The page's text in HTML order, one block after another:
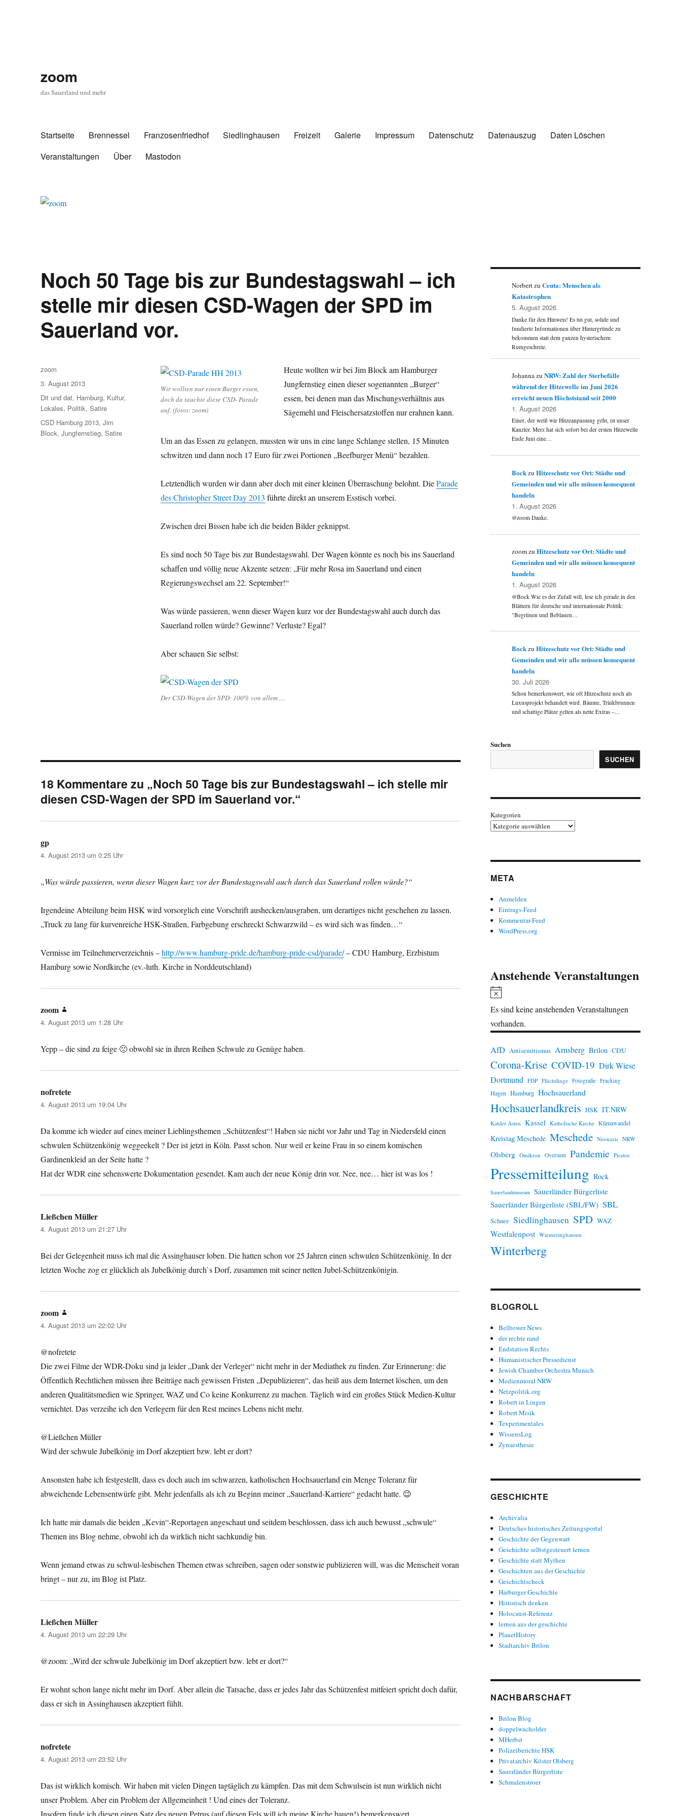
zoom
das Sauerland und mehr
Startseite Brennessel Franzosenfriedhof Siedlinghausen Freizeit Galerie Impressum Datenschutz Datenauszug
Daten Löschen
Veranstaltungen
Über Mastodon
Noch 50 Tage bis zur Bundestagswahl – ich
stelle mir diesen CSD-Wagen der SPD im
Sauerland vor.
Wir wollten nur einen Burger essen,
doch da tauchte diese CSD- Parade
auf. (fotos: zoom)
Heute wollten wir bei Jim Block am Hamburger
Jungfernstieg einen dieser sogenannten „Burger“
essen, bei denen man das Mischungsverhältnis aus
Sägemehl und Fleischersatzstoffen nur erahnen kann.
Um an das Essen zu gelangen, mussten wir uns in eine lange Schlange stellen, 15 Minuten
schwitzen und dann noch 17 Euro für zwei Portionen „Beefburger Menü“ bezahlen.
Letztendlich wurden wir dann aber doch mit einer kleinen Überraschung belohnt. DieParade
des Christopher Street Day 2013 führte direkt an unserem Esstisch vorbei.
Zwischen drei Bissen habe ich die beiden Bilder geknippst.
Es sind noch 50 Tage bis zur Bundestagswahl. Der Wagen könnte es noch bis ins Sauerland
schaffen und völlig neue Akzente setzen: „Für mehr Rosa im Sauerland und einen
Regierungswechsel am 22. September!“
Was würde passieren, wenn dieser Wagen kurz vor der Bundestagswahl auch durch das
Sauerland rollen würde? Gewinne? Verluste? Egal?
Aber schauen Sie selbst:
Der CSD-Wagen der SPD: 100% von allem …
Autor
zoom
Veröffentlicht
am
3. August 2013
Kategorien
Dit und dat, Hamburg, Kultur,
Lokales, Politik,Satire
Schlagwörter
CSD Hamburg 2013,Jim
Block,Jungfernstieg,Satire
18 Kommentare zu „Noch 50 Tage bis zur Bundestagswahl – ich stelle mir
diesen CSD-Wagen der SPD im Sauerland vor.“
gp
4. August 2013 um 0:25 Uhr
„Was würde passieren, wenn dieser Wagen kurz vor der Bundestagswahl auch durch das Sauerland rollen würde?“
Irgendeine Abteilung beim HSK wird vorsorglich eine Vorschrift aushecken/ausgraben, um derartiges nicht geschehen zu lassen.
„Truck zu lang für kurvenreiche HSK-Straßen, Farbgebung erschreckt Schwarzwild – es wird sich was finden…“
Vermisse im Teilnehmerverzeichnis –http://www.hamburg-pride.de/hamburg-pride-csd/parade/– CDU Hamburg, Erzbistum
Hamburg sowie Nordkirche (ev.-luth. Kirche in Norddeutschland)
zoom
4. August 2013 um 1:28 Uhr
Yepp – die sind zu feige 🙁 obwohl sie in ihren Reihen Schwule zu Genüge haben.
nofretete
4. August 2013 um 19:04 Uhr
Da komme ich wieder auf eines meiner Lieblingsthemen „Schützenfest“! Haben sie nicht vor Jahr und Tag in Niedersfeld einen
schwulen Schützenkönig weggeekelt ? Der ist jetzt in Köln. Passt schon. Nur weil er keine Frau in so einem komischen
Gardinenkleid an der Seite hatte ?
Hat der WDR eine sehenswerte Dokumentation gesendet. Kam auch der neue König drin vor. Nee, nee… hier ist was los !
Ließchen Müller
4. August 2013 um 21:27 Uhr
Bei der Gelegenheit muss ich mal die Assinghauser loben. Die hatten schon vor 25 Jahren einen schwulen Schützenkönig. In der
letzten Woche zog er glücklich als Jubelkönig durch`s Dorf, zusammen mit seiner netten Jubel-Schützenkönigin.
zoom
4. August 2013 um 22:02 Uhr
@nofretete
Die zwei Filme der WDR-Doku sind ja leider „Dank der Verleger“ nicht mehr in der Mediathek zu finden. Zur Erinnerung: die
Öffentlich Rechtlichen müssen ihre Beiträge nach gewissen Fristen „Depublizieren“, das heiß aus dem Internet löschen, um den
anderen Qualitätsmedien wie Springer, WAZ und Co keine Konkurrenz zu machen. Täglich wird ein großes Stück Medien-Kultur
vernichtet. Das verzeihe ich den Verlegern für den Rest meines Lebens nicht mehr.
@Ließchen Müller
Wird der schwule Jubelkönig im Dorf akzeptiert bzw. lebt er dort?
Ansonsten habe ich festgestellt, dass es doch auch im schwarzen, katholischen Hochsauerland ein Menge Toleranz für
abweichende Lebensentwürfe gibt. Mehr jedenfalls als ich zu Beginn meiner „Sauerland-Karriere“ gedacht hatte. 😉
Ich hatte mir damals die beiden „Kevin“-Reportagen angeschaut und seitdem beschlossen, dass ich auch bewusst „schwule“
Themen ins Blog nehme, obwohl ich da wirklich nicht sachkundig bin.
Wenn jemand etwas zu schwul-lesbischen Themen etwas schreiben, sagen oder sonstwie publizieren will, was die Menscheit voran
bringt – nur zu, im Blog ist Platz.
Ließchen Müller
4. August 2013 um 22:29 Uhr
@zoom: „Wird der schwule Jubelkönig im Dorf akzeptiert bzw. lebt er dort?“
Er wohnt schon lange nicht mehr im Dorf. Aber allein die Tatsache, dass er jedes Jahr das Schützenfest mitfeiert spricht doch dafür,
dass er sich in Assinghausen akzeptiert fühlt.
nofretete
4. August 2013 um 23:52 Uhr
Das ist wirklich komisch. Wir haben mit vielen Dingen tagtäglich zu kämpfen. Das mit dem Schwulsein ist nun wirklich nicht
unser Problem. Aber ein Problem der Allgemeinheit ! Und eines der Toleranz.
NorbertzuCeuta: Menschen als
Katastrophen
5. August 2026
Danke für den Hinweis! Es tut gut, solide und
fundierte Informationen über Hintergründe zu
bekommen statt dem ganzen hysterischem
Rumgeschreie.
JohannazuNRW: Zahl der Sterbefälle
während der Hitzewelle im Juni 2026
erreicht neuen Höchststand seit 2000
1. August 2026
Einer, der weiß wie Hitzeanpassung geht, ist unser
Kanzler. Merz hat sich sofort bei der ersten Hitzewelle
Ende Juni eine…
BockzuHitzeschutz vor Ort: Städte und
Gemeinden und wir alle müssen konsequent
handeln
1. August 2026
@zoom Danke.
zoomzuHitzeschutz vor Ort: Städte und
Gemeinden und wir alle müssen konsequent
handeln
1. August 2026
@Bock Wie es der Zufall will, lese ich gerade in den
Blättern für deutsche und internationale Politik:
"Begrünen und Beblauen…
BockzuHitzeschutz vor Ort: Städte und
Gemeinden und wir alle müssen konsequent
handeln
30. Juli 2026
Schon bemerkenswert, wie oft Hitzeschutz noch als
Luxusprojekt behandelt wird. Bäume, Trinkbrunnen
und schattige Plätze gelten als nette Extras –…
Suchen
SUCHEN
Kategorien
META
Anmelden
Eintrags-Feed
Kommentar-Feed
WordPress.org
Anstehende Veranstaltungen
H
i
n
w
e
i
s
Es sind keine anstehenden Veranstaltungen
vorhanden.
AfD Antisemitismus Arnsberg Brilon CDU
Corona-Krise COVID-19 Dirk Wiese
Dortmund FDP Flüchtlinge Fotografie Fracking
Hagen Hamburg Hochsauerland
Hochsauerlandkreis HSK IT.NRW
Kahler Asten Kassel Katholische Kirche Klimawandel
Kreistag Meschede Meschede Neonazis NRW
Olsberg Omikron Oversum Pandemie Piraten
Pressemitteilung Rock
Sauerlandmuseum Sauerländer Bürgerliste
Sauerländer Bürgerliste (SBL/FW) SBL
Schnee Siedlinghausen SPD WAZ
Westfalenpost Wiemeringhausen
Winterberg
BLOGROLL
Belltower News
der rechte rand
Endstation Rechts
Humanistischer Pressedienst
Jewish Chamber Orchestra Munich
Medienmoral NRW
Netzpolitik.org
Robert in Lingen
Robert Misik
Texperimentales
WissensLog
Zynaesthesie
GESCHICHTE
Archivalia
Deutsches historisches Zeitungsportal
Geschichte der Gegenwart
Geschichte selbstgesteuert lernen
Geschichte statt Mythen
Geschichten aus der Geschichte
Geschichtscheck
Harburger Geschichte
Historisch denken
Holocaust-Referenz
lernen aus der geschichte
PlanetHistory
Stadtarchiv Brilon
NACHBARSCHAFT
Brilon Blog
doppelwacholder
MHerbst
Polizeiberichte HSK
Privatarchiv Köster Olsberg
Sauerländer Bürgerliste
Schmalenstroer